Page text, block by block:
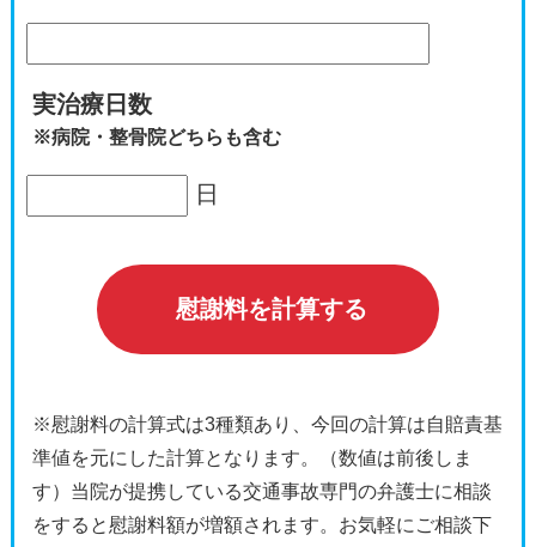
実治療日数
※病院・整骨院どちらも含む
日
慰謝料を計算する
※慰謝料の計算式は3種類あり、今回の計算は自賠責基
準値を元にした計算となります。（数値は前後しま
す）当院が提携している交通事故専門の弁護士に相談
をすると慰謝料額が増額されます。お気軽にご相談下